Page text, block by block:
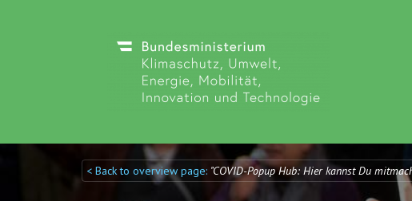
Discuto
< Back to overview page: "COVID-Popup Hub: Hier kannst Du